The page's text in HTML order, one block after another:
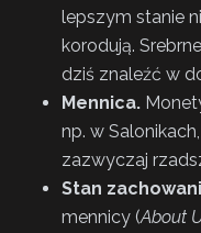
lepszym stanie
korodują.
dziś znaleźć w
Mennica.
np. w
zazwyczaj
Stan
mennicy (About